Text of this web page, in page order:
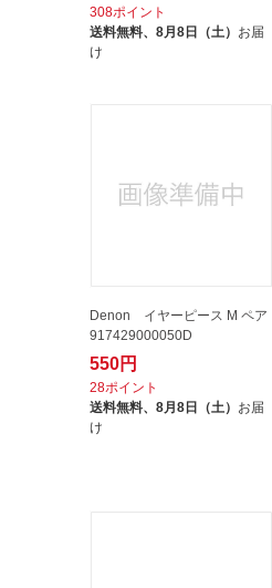
308ポイント
送料無料、 8月8日（土） お届
け
Denon イヤーピース M ペア
917429000050D
550円
28ポイント
送料無料、 8月8日（土） お届
け